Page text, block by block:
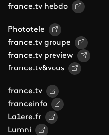
france.tv hebdo
Phototele
france.tv groupe
france.tv preview
france.tv&vous
france.tv
franceinfo
La1ere.fr
Lumni